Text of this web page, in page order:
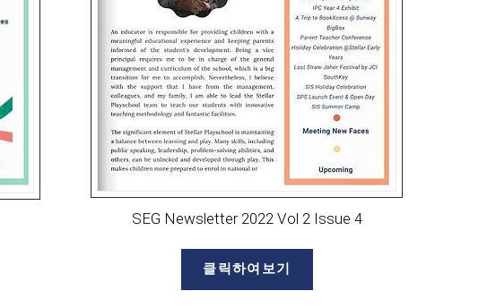
SEG Newsletter 2022 Vol 2 Issue 4
클릭하여보기